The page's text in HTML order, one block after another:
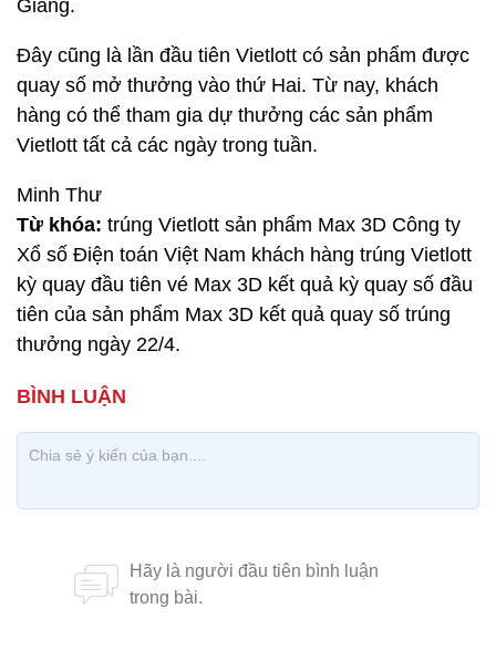
Giang.
Đây cũng là lần đầu tiên Vietlott có sản phẩm được
quay số mở thưởng vào thứ Hai. Từ nay, khách
hàng có thể tham gia dự thưởng các sản phẩm
Vietlott tất cả các ngày trong tuần.
Minh Thư
Từ khóa: trúng Vietlott sản phẩm Max 3D Công ty
Xổ số Điện toán Việt Nam khách hàng trúng Vietlott
kỳ quay đầu tiên vé Max 3D kết quả kỳ quay số đầu
tiên của sản phẩm Max 3D kết quả quay số trúng
thưởng ngày 22/4.